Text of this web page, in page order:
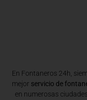
En Fontaneros 24h,
mejor servicio de
en numerosas